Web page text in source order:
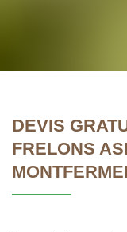
DEVIS
FRELONS